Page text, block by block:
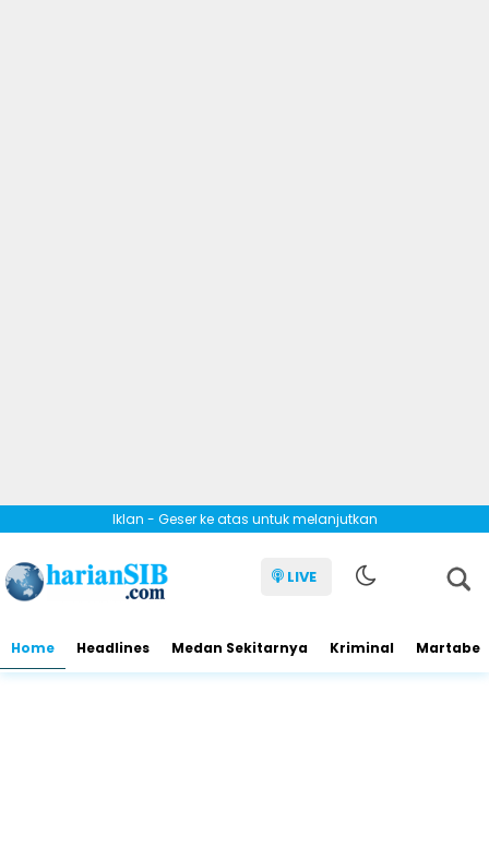
Iklan - Geser ke atas untuk melanjutkan
LIVE
Home Headlines Medan Sekitarnya Kriminal Martabe